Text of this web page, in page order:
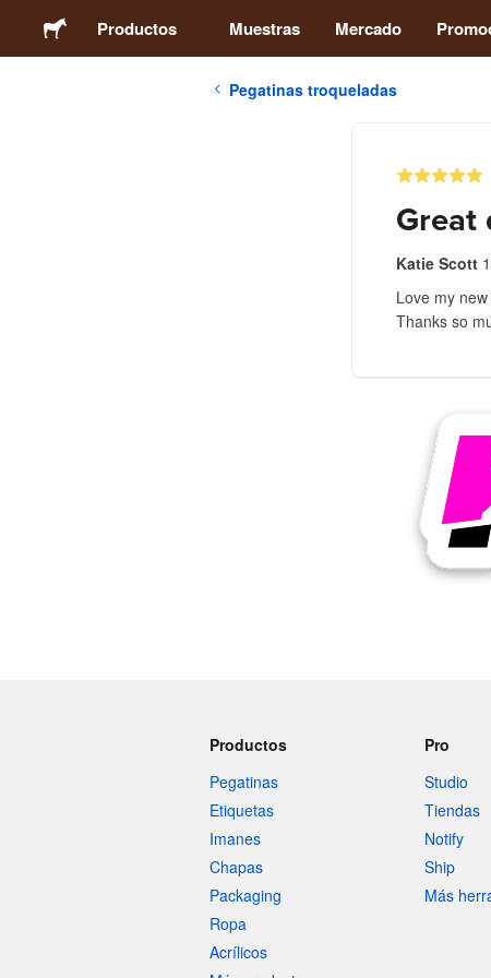
Productos Muestras Mercado
Pegatinas troqueladas
Great
Katie Scott
Love my
Thanks so
Productos
Pegatinas
Etiquetas
Imanes
Chapas
Packaging
Ropa
Acrílicos
Pro
Studio
Tiendas
Notify
Ship
Más